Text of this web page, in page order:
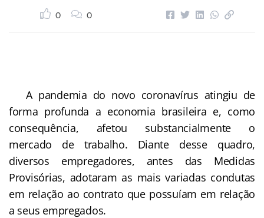
0 0
A pandemia do novo coronavírus atingiu de
forma profunda a economia brasileira e, como
consequência, afetou substancialmente o
mercado de trabalho. Diante desse quadro,
diversos empregadores, antes das Medidas
Provisórias, adotaram as mais variadas condutas
em relação ao contrato que possuíam em relação
a seus empregados.